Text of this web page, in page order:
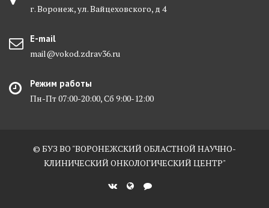
г. Воронеж, ул. Вайцеховского, д 4
E-mail
mail@vokod.zdrav36.ru
Режим работы
Пн-Пт 07:00-20:00, Сб 9:00-12:00
© БУЗ ВО "ВОРОНЕЖСКИЙ ОБЛАСТНОЙ НАУЧНО-
КЛИНИЧЕСКИЙ ОНКОЛОГИЧЕСКИЙ ЦЕНТР"